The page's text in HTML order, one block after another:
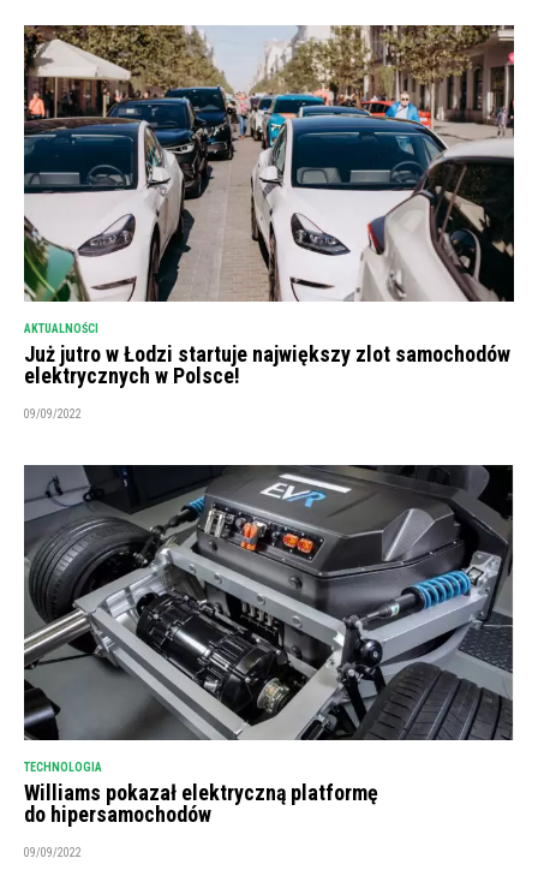
AKTUALNOŚCI
Już jutro w Łodzi startuje największy zlot samochodów
elektrycznych w Polsce!
09/09/2022
TECHNOLOGIA
Williams pokazał elektryczną platformę
do hipersamochodów
09/09/2022